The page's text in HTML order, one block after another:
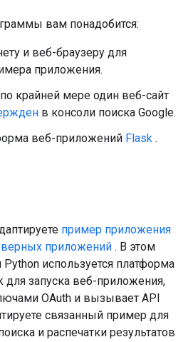
вам понадобится:
и веб-браузеру для
приложения.
крайней мере один веб-сайт
в консоли поиска Google.
веб-приложений Flask .
пример приложения
приложений . В этом
используется платформа
запуска веб-приложения,
OAuth и вызывает API
связанный пример для
и распечатки результатов